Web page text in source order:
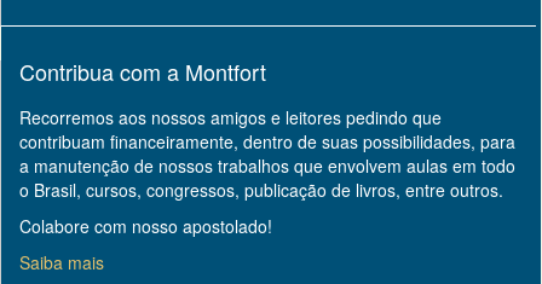
Contribua com a Montfort
Recorremos aos nossos amigos e leitores pedindo que
contribuam financeiramente, dentro de suas possibilidades, para
a manutenção de nossos trabalhos que envolvem aulas em todo
o Brasil, cursos, congressos, publicação de livros, entre outros.
Colabore com nosso apostolado!
Saiba mais